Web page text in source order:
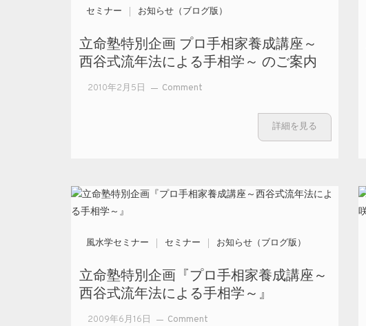
講
９月
開講
セミナー お知らせ（ブログ版）
立命塾特別企画 プロ手相家養成講座～
西谷式流年法による手相学～ のご案内
2010年2月5日 Comment
画
家
養
詳細を見る
風水学セミナー セミナー お知らせ（ブログ版）
立命塾特別企画『プロ手相家養成講座～
西谷式流年法による手相学～』
2009年6月16日 Comment